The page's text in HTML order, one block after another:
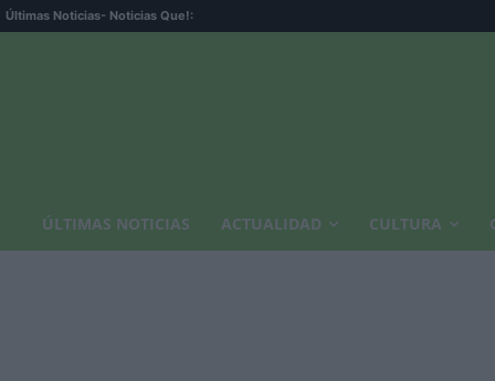
Últimas Noticias- Noticias Que!:
ÚLTIMAS NOTICIAS ACTUALIDAD CULTURA